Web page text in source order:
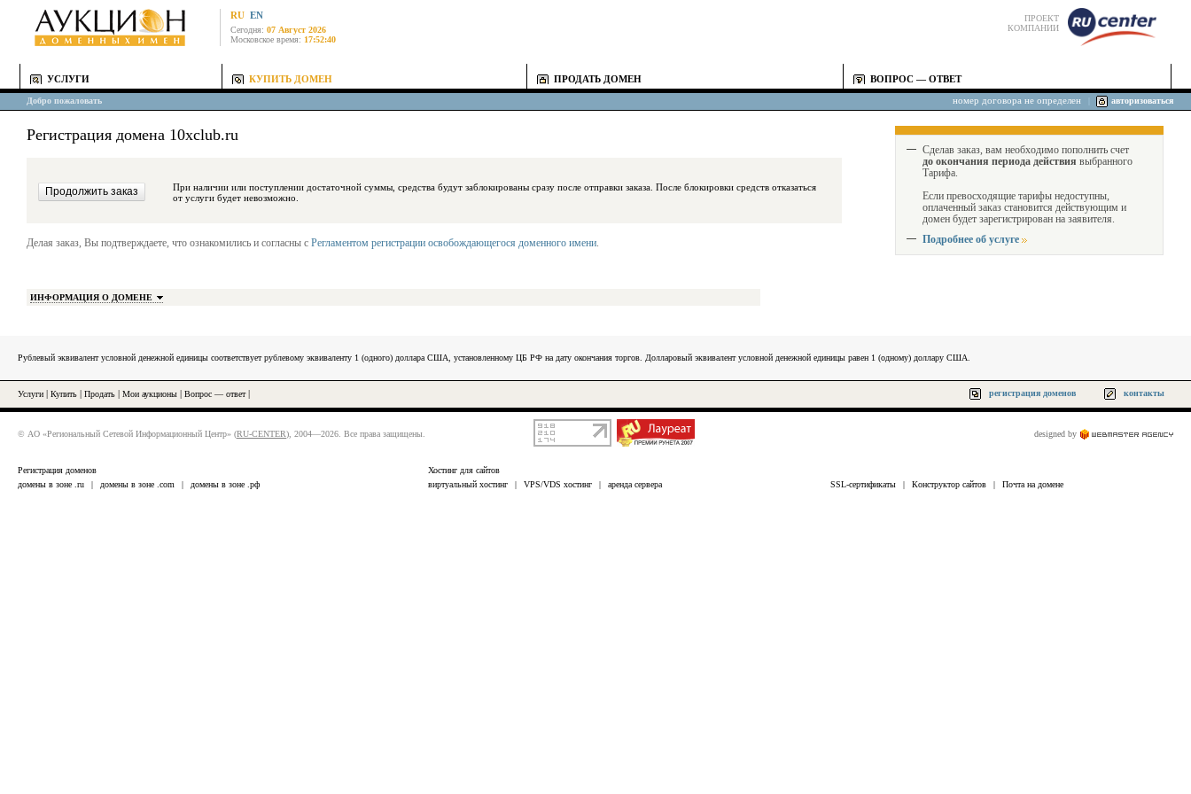
RU EN
Сегодня: 07 Август 2026
Московское время: 17:52:40
ПРОЕКТ
КОМПАНИИ
УСЛУГИ КУПИТЬ ДОМЕН ПРОДАТЬ ДОМЕН ВОПРОС — ОТВЕТ
Добро пожаловать номер договора не определен авторизоваться
Регистрация домена 10xclub.ru
При наличии или поступлении достаточной суммы, средства будут заблокированы сразу после отправки заказа. После блокировки средств отказаться
от услуги будет невозможно.
Делая заказ, Вы подтверждаете, что ознакомились и согласны с Регламентом регистрации освобождающегося доменного имени.
ИНФОРМАЦИЯ О ДОМЕНЕ
Сделав заказ, вам необходимо пополнить счет
до окончания периода действия выбранного
Тарифа.
Если превосходящие тарифы недоступны,
оплаченный заказ становится действующим и
домен будет зарегистрирован на заявителя.
Подробнее об услуге
Рублевый эквивалент условной денежной единицы соответствует рублевому эквиваленту 1 (одного) доллара США, установленному ЦБ РФ на дату окончания торгов. Долларовый эквивалент условной денежной единицы равен 1 (одному) доллару США.
Услуги Купить Продать Мои аукционы Вопрос — ответ| регистрация доменов контакты
© АО «Региональный Сетевой Информационный Центр» (RU-CENTER), 2004—2026. Все права защищены. designed by
Регистрация доменов
домены в зоне .ru
| домены в зоне .com | домены в зоне .рф
Хостинг для сайтов
виртуальный хостинг
| VPS/VDS хостинг | аренда сервера SSL-сертификаты | Конструктор сайтов | Почта на домене